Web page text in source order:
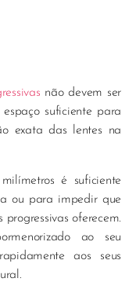
não devem ser
suficiente para
exata das lentes na
é suficiente
ou para impedir que
oferecem.
ao seu
aos seus